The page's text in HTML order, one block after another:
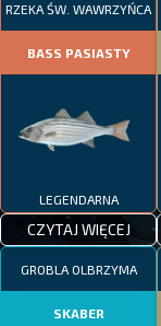
RZEKA ŚW. WAWRZYŃCA
BASS PASIASTY
LEGENDARNA
CZYTAJ WIĘCEJ
GROBLA OLBRZYMA
SKABER